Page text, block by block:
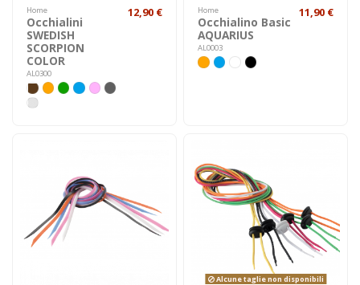
Home
Occhialini
SWEDISH
SCORPION
COLOR
AL0300
12,90 € Home
Occhialino Basic
AQUARIUS
AL0003
11,90 €
Alcune taglie non disponibili